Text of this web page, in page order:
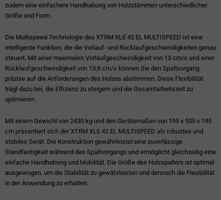
zudem eine einfachere Handhabung von Holzstämmen unterschiedlicher
Größe und Form.
Die Multispeed-Technologie des XTRM XLE 42 EL MULTISPEED ist eine
intelligente Funktion, die die Vorlauf- und Rücklaufgeschwindigkeiten genau
steuert. Mit einer maximalen Vorlaufgeschwindigkeit von 13 cm/s und einer
Rücklaufgeschwindigkeit von 13,6 cm/s können Sie den Spaltvorgang
präzise auf die Anforderungen des Holzes abstimmen. Diese Flexibilität
trägt dazu bei, die Effizienz zu steigern und die Gesamtarbeitszeit zu
optimieren.
Mit einem Gewicht von 2430 kg und den Gerätemaßen von 195 x 535 x 195
cm präsentiert sich der XTRM XLE 42 EL MULTISPEED als robustes und
stabiles Gerät. Die Konstruktion gewährleistet eine zuverlässige
Standfestigkeit während des Spaltvorgangs und ermöglicht gleichzeitig eine
einfache Handhabung und Mobilität. Die Größe des Holzspalters ist optimal
ausgewogen, um die Stabilität zu gewährleisten und dennoch die Flexibilität
in der Anwendung zu erhalten.